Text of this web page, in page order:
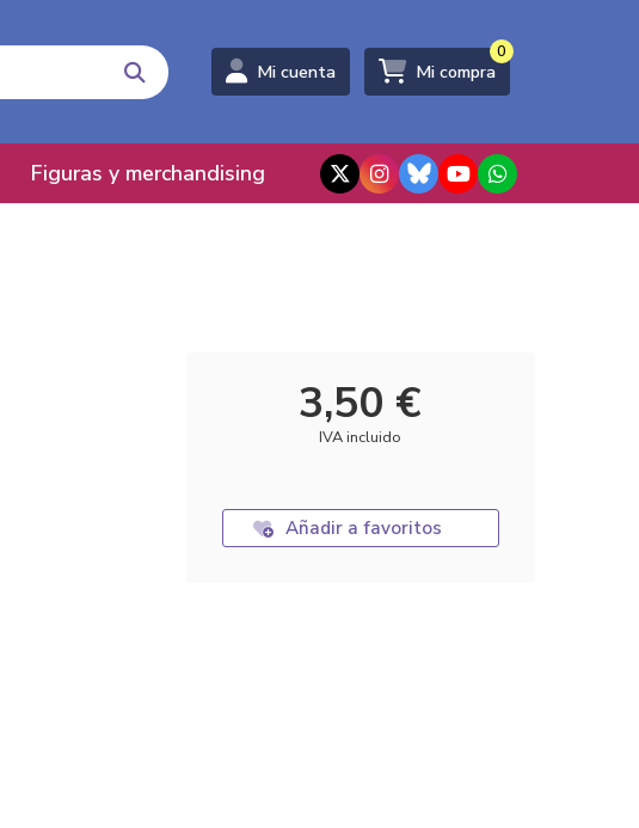
Mi cuenta Mi compra
0
Figuras y merchandising
3,50 €
IVA incluido
Añadir a favoritos